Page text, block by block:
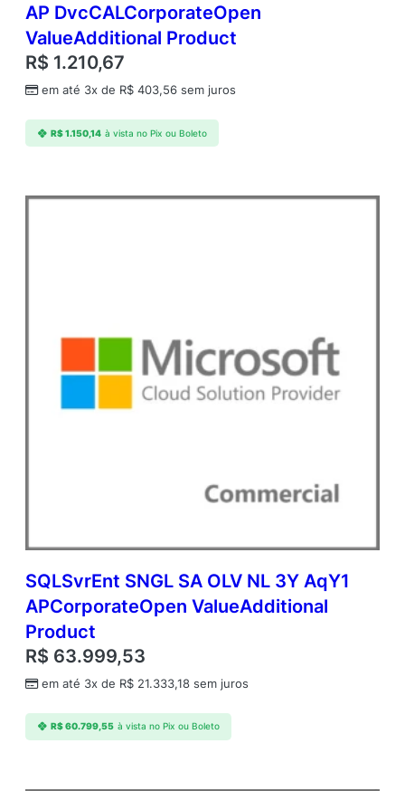
AP DvcCALCorporateOpen
ValueAdditional Product
R$ 1.210,67
em até 3x de R$ 403,56 sem juros
R$1.150,14 à vista no Pix ou Boleto
SQLSvrEnt SNGL SA OLV NL 3Y AqY1
APCorporateOpen ValueAdditional
Product
R$ 63.999,53
em até 3x de R$ 21.333,18 sem juros
R$60.799,55 à vista no Pix ou Boleto